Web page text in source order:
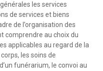
les services
de services et biens
de l’organisation des
comprendre au choix du
applicables au regard de la
les soins de
funérarium, le convoi au